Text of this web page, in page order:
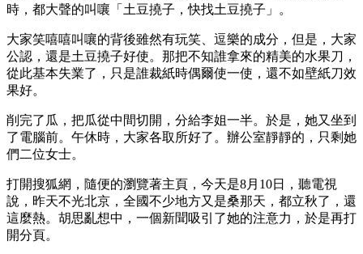
時，都大聲的叫嚷「土豆撓子，快找土豆撓子」。
大家笑嘻嘻叫嚷的背後雖然有玩笑、逗樂的成分，但是，大家
公認，還是土豆撓子好使。那把不知誰拿來的精美的水果刀，
從此基本失業了，只是誰裁紙時偶爾使一使，還不如壁紙刀效
果好。
削完了瓜，把瓜從中間切開，分給李姐一半。於是，她又坐到
了電腦前。午休時，大家各取所好了。辦公室靜靜的，只剩她
們二位女士。
打開搜狐網，隨便的瀏覽著主頁，今天是8月10日，聽電視
說，昨天不光北京，全國不少地方又是桑那天，都立秋了，還
這麼熱。胡思亂想中，一個新聞吸引了她的注意力，於是再打
開分頁。